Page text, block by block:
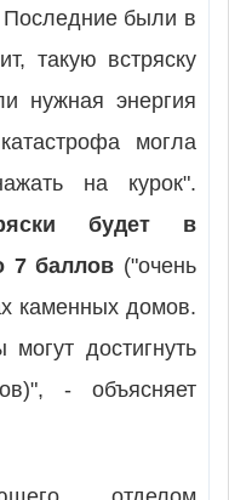
Последние были в
такую встряску
нужная энергия
могла
на курок".
будет в
7 баллов ("очень
каменных домов.
достигнуть
- объясняет